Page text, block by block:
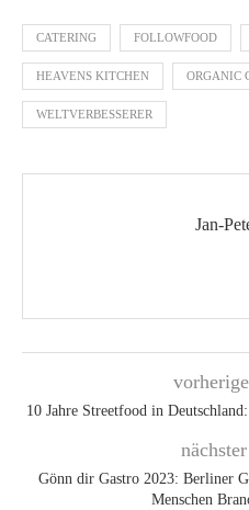
CATERING FOLLOWFOOD
HEAVENS KITCHEN ORGANIC
WELTVERBESSERER
Jan-
10 Jahre Streetfood in
Gönn dir Gastro 2023: Berliner
Menschen